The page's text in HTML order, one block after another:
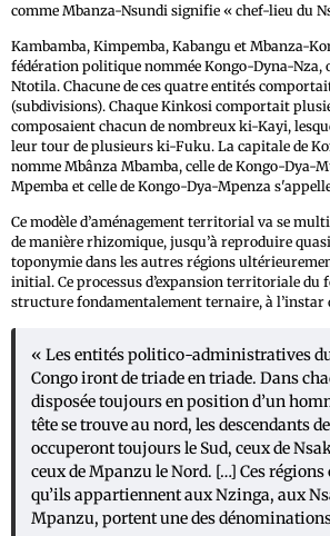
comme Mbanza-Nsundi signifie « chef-lieu du
Kambamba, Kimpemba, Kabangu et Mbanza-
fédération politique nommée Kongo-Dyna-Nza,
Ntotila. Chacune de ces quatre entités
(subdivisions). Chaque Kinkosi comportait
composaient chacun de nombreux ki-Kayi,
leur tour de plusieurs ki-Fuku. La capitale de
nomme Mbânza Mbamba, celle de Kongo-Dya-
Mpemba et celle de Kongo-Dya-Mpenza
Ce modèle d’aménagement territorial va se
de manière rhizomique, jusqu’à reproduire
toponymie dans les autres régions
initial. Ce processus d’expansion territoriale du
structure fondamentalement ternaire, à l’instar
« Les entités politico-administratives
Congo iront de triade en triade. Dans
disposée toujours en position d’un
tête se trouve au nord, les descendants
occuperont toujours le Sud, ceux de
ceux de Mpanzu le Nord. […] Ces
qu’ils appartiennent aux Nzinga, aux
Mpanzu, portent une des